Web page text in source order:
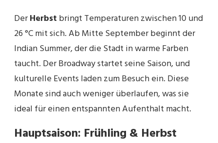
DerHerbst bringt Temperaturen zwischen 10 und
26 °C mit sich. Ab Mitte September beginnt der
Indian Summer, der die Stadt in warme Farben
taucht. Der Broadway startet seine Saison, und
kulturelle Events laden zum Besuch ein. Diese
Monate sind auch weniger überlaufen, was sie
ideal für einen entspannten Aufenthalt macht.
Hauptsaison: Frühling & Herbst